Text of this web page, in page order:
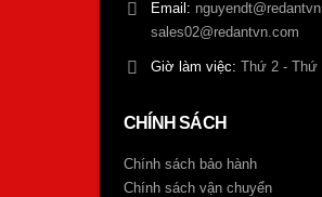
Email:
sales02@redantvn.com
Giờ làm việc: Thứ 2 -
CHÍNH SÁCH
Chính sách bảo hành
Chính sách vận chuyển